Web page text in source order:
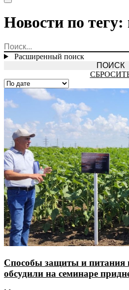
Новости по тегу:
Расширенный поиск
Способы защиты и питания
обсудили на семинаре